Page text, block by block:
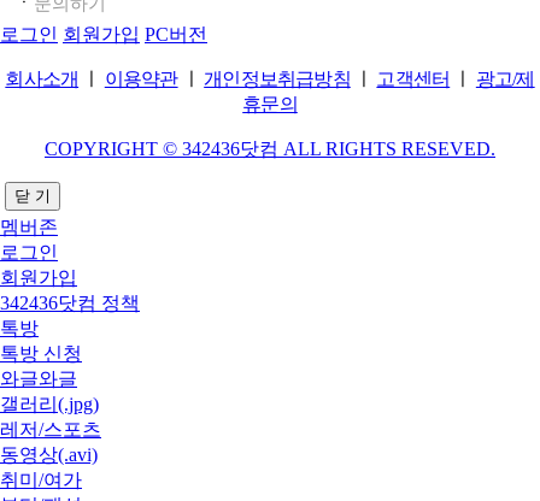
로그인 회원가입 PC버전
회사소개 이용약관ㅣ개인정보취급방침 고객센터
광고/제
휴문의
COPYRIGHT © 342436닷컴 ALL RIGHTS RESEVED.
닫 기
멤버존
로그인
회원가입
342436닷컴 정책
톡방
톡방 신청
와글와글
갤러리(.jpg)
레저/스포츠
동영상(.avi)
취미/여가